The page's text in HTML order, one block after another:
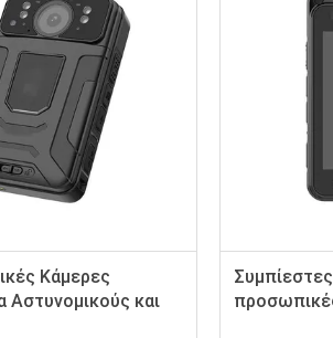
Τα βιντεοκάμερα αστυνομίας με
την οθόνη A12 2,0 ίντσας